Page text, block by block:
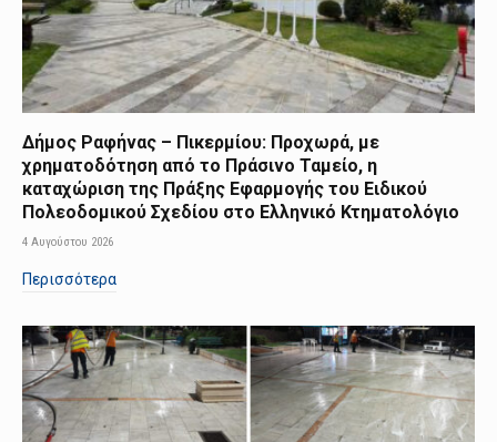
Δήμος Ραφήνας – Πικερμίου: Προχωρά, με
χρηματοδότηση από το Πράσινο Ταμείο, η
καταχώριση της Πράξης Εφαρμογής του Ειδικού
Πολεοδομικού Σχεδίου στο Ελληνικό Κτηματολόγιο
4 Αυγούστου 2026
Περισσότερα